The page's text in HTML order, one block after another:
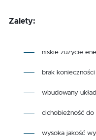
Zalety:
niskie zużycie
brak konieczności
wbudowany
cichobieżność
wysoka jakość